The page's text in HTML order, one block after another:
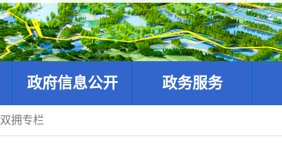
政府信息公开 政务服务
双拥专栏